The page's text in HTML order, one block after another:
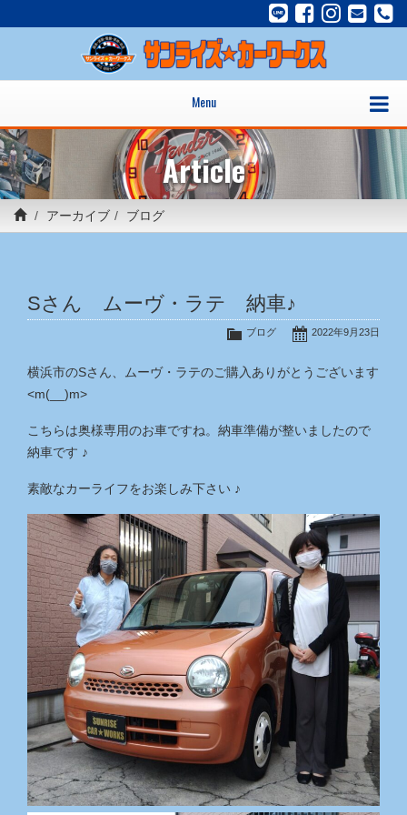
Menu
Article
アーカイブ ブログ
Sさん ムーヴ・ラテ 納車♪
2022年9月23日
ブログ
横浜市のSさん、ムーヴ・ラテのご購入ありがとうございます
<m(__)m>
こちらは奥様専用のお車ですね。納車準備が整いましたので
納車です ♪
素敵なカーライフをお楽しみ下さい ♪